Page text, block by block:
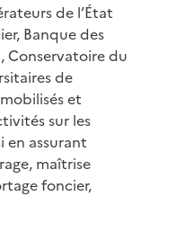
de l’État
Banque des
Conservatoire du
de
et
sur les
en assurant
maîtrise
foncier,